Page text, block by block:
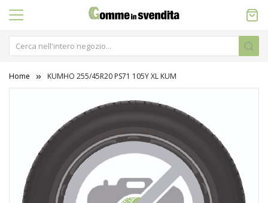
Home KUMHO 255/45R20 PS71 105Y XL KUM
immagini